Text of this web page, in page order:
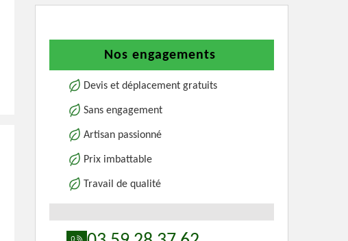
Nos engagements
Devis et déplacement gratuits
Sans engagement
Artisan passionné
Prix imbattable
Travail de qualité